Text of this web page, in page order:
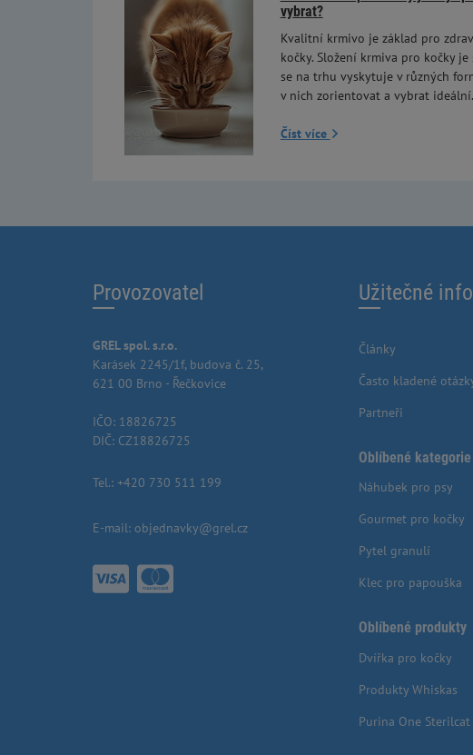
vybrat?
Kvalitní krmivo je základ pro
kočky. Složení krmiva pro kočky
se na trhu vyskytuje v různých
v nich zorientovat a vybrat ideální.
Číst více
Provozovatel
GREL spol. s.r.o.
Karásek 2245/1f, budova č. 25,
621 00 Brno - Řečkovice
IČO: 18826725
DIČ: CZ18826725
Tel.: +420 730 511 199
E-mail: objednavky@grel.cz
Užitečné
Články
Často kladené
Partneři
Oblíbené kategorie
Náhubek pro psy
Gourmet pro kočky
Pytel granulí
Klec pro papouška
Oblíbené produkty
Dvířka pro kočky
Produkty Whiskas
Purina One Sterilcat